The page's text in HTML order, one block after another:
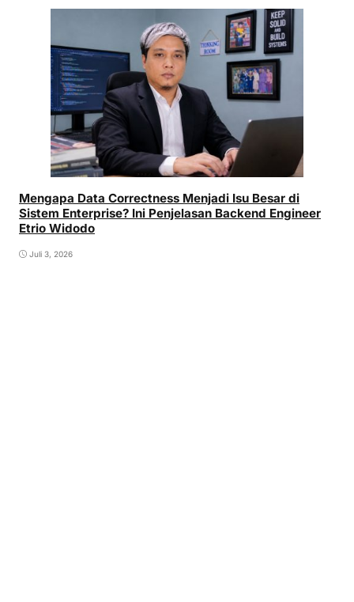
Mengapa Data Correctness Menjadi Isu Besar di
Sistem Enterprise? Ini Penjelasan Backend Engineer
Etrio Widodo
Juli 3, 2026